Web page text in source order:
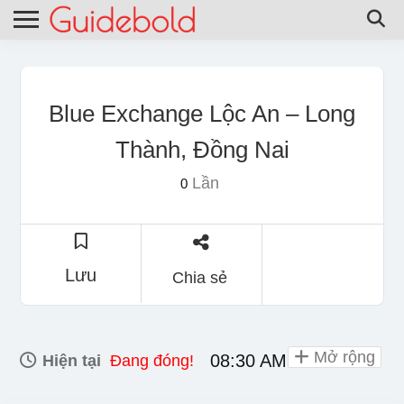
Blue Exchange Lộc An – Long
Thành, Đồng Nai
0Lần
Lưu Chia sẻ
Hiện tại Đang đóng! 08:30 AM - 09:30 PM
Mở rộng